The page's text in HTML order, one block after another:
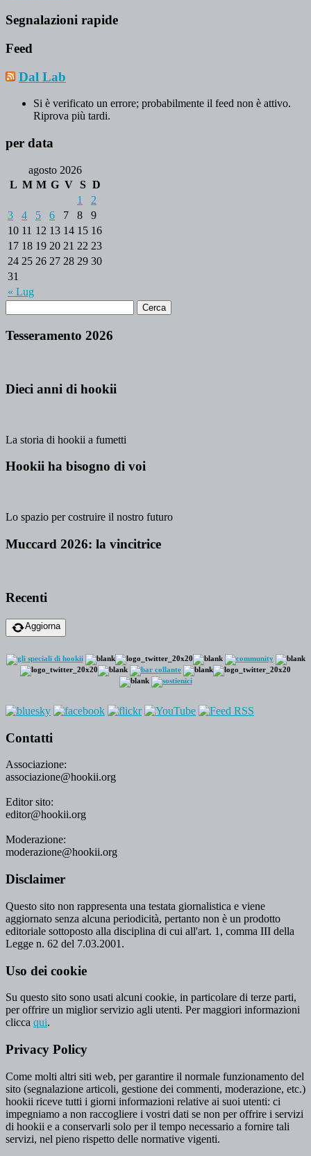
Segnalazioni rapide
Feed
Dal Lab
Si è verificato un errore; probabilmente il feed non è attivo.
Riprova più tardi.
per data
agosto 2026
L M M G V S D
« Lug
1
2
3
4 5 6 7 8
9
10 11 12 13 14 15 16
17 18 19 20 21 22 23
24 25 26 27 28 29 30
31
Tesseramento 2026
Dieci anni di hookii
La storia di hookii a fumetti
Hookii ha bisogno di voi
Lo spazio per costruire il nostro futuro
Muccard 2026: la vincitrice
Recenti
Aggiorna
Contatti
Associazione:
associazione@hookii.org
Editor sito:
editor@hookii.org
Moderazione:
moderazione@hookii.org
Disclaimer
Questo sito non rappresenta una testata giornalistica e viene
aggiornato senza alcuna periodicità, pertanto non è un prodotto
editoriale sottoposto alla disciplina di cui all'art. 1, comma III della
Legge n. 62 del 7.03.2001.
Uso dei cookie
Su questo sito sono usati alcuni cookie, in particolare di terze parti,
per offrire un miglior servizio agli utenti. Per maggiori informazioni
clicca qui.
Privacy Policy
Come molti altri siti web, per garantire il normale funzionamento del
sito (segnalazione articoli, gestione dei commenti, moderazione, etc.)
hookii riceve tutti i giorni informazioni relative ai suoi utenti: ci
impegniamo a non raccogliere i vostri dati se non per offrire i servizi
di hookii e a conservarli solo per il tempo necessario a fornire tali
servizi, nel pieno rispetto delle normative vigenti.